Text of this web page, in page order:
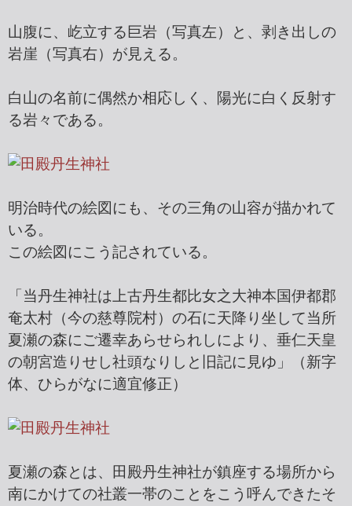
山腹に、屹立する巨岩（写真左）と、剥き出しの
岩崖（写真右）が見える。
白山の名前に偶然か相応しく、陽光に白く反射す
る岩々である。
明治時代の絵図にも、その三角の山容が描かれて
いる。
この絵図にこう記されている。
「当丹生神社は上古丹生都比女之大神本国伊都郡
奄太村（今の慈尊院村）の石に天降り坐して当所
夏瀬の森にご遷幸あらせられしにより、垂仁天皇
の朝宮造りせし社頭なりしと旧記に見ゆ」（新字
体、ひらがなに適宜修正）
夏瀬の森とは、田殿丹生神社が鎮座する場所から
南にかけての社叢一帯のことをこう呼んできたそ